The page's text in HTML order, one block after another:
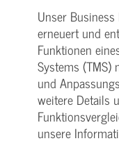
Unser
erneuert und
Funktionen
Systems
und
weitere Details
unsere